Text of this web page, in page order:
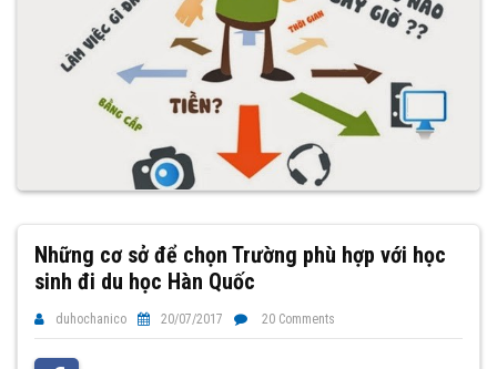
Những cơ sở để chọn Trường phù hợp với học
sinh đi du học Hàn Quốc
duhochanico 20/07/2017 20 Comments